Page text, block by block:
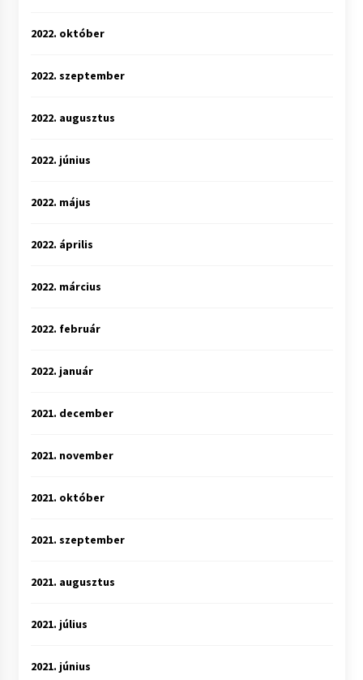
2022. október
2022. szeptember
2022. augusztus
2022. június
2022. május
2022. április
2022. március
2022. február
2022. január
2021. december
2021. november
2021. október
2021. szeptember
2021. augusztus
2021. július
2021. június